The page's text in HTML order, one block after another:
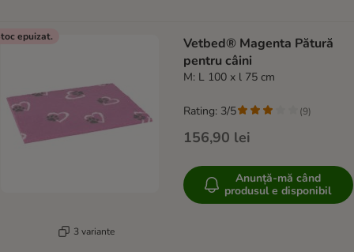
epuizat.
3 variante
Vetbed® Magenta Pătură
pentru câini
M: L 100 x l 75 cm
156,90 lei
Rating: 3/5 (9)
Anunță-mă când
produsul e disponibil